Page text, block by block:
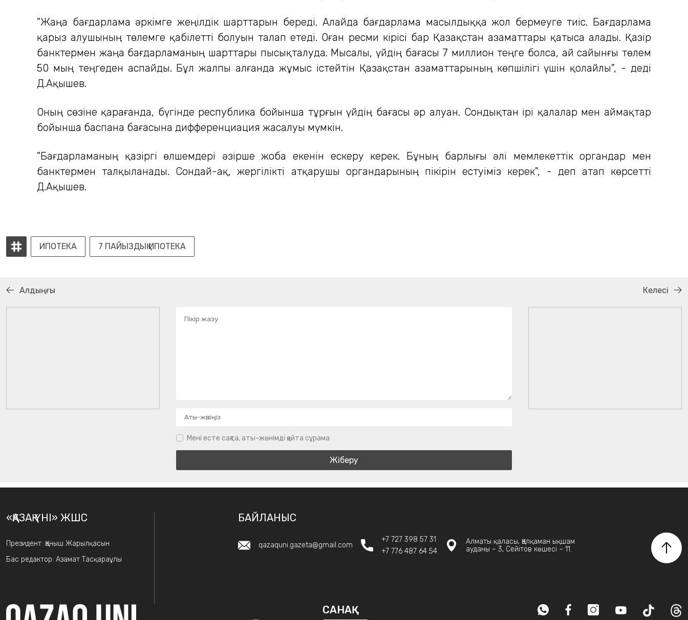
"Жаңа бағдарлама әркімге жеңілдік шарттарын береді. Алайда бағдарлама масылдыққа жол бермеуге тиіс. Бағдарлама
қарыз алушының төлемге қабілетті болуын талап етеді. Оған ресми кірісі бар Қазақстан азаматтары қатыса алады. Қазір
банктермен жаңа бағдарламаның шарттары пысықталуда. Мысалы, үйдің бағасы 7 миллион теңге болса, ай сайынғы төлем
50 мың теңгеден аспайды. Бұл жалпы алғанда жұмыс істейтін Қазақстан азаматтарының көпшілігі үшін қолайлы", - деді
Д.Ақышев.
Оның сөзіне қарағанда, бүгінде республика бойынша тұрғын үйдің бағасы әр алуан. Сондықтан ірі қалалар мен аймақтар
бойынша баспана бағасына дифференциация жасалуы мүмкін.
"Бағдарламаның қазіргі өлшемдері әзірше жоба екенін ескеру керек. Бұның барлығы әлі мемлекеттік органдар мен
банктермен талқыланады. Сондай-ақ, жергілікті атқарушы органдарының пікірін естуіміз керек", - деп атап көрсетті
Д.Ақышев.
ИПОТЕКА 7 ПАЙЫЗДЫҚ ИПОТЕКА
Алдыңғы Келесі
Мені есте сақта, аты-жөнімді қайта сұрама
«ҚАЗАҚ ҮНІ» ЖШС
Президент: Қаныш Жарылқасын
Бас редактор: Азамат Тасқараұлы
БАЙЛАНЫС
qazaquni.gazeta@gmail.com
+7 727 398 57 31
+7 776 487 64 54
Алматы қаласы, Қалқаман ықшам
ауданы – 3, Сейітов көшесі – 11.
САНАҚ